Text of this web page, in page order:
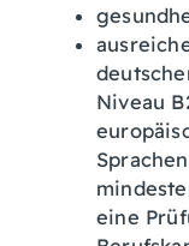
Niveau
eine